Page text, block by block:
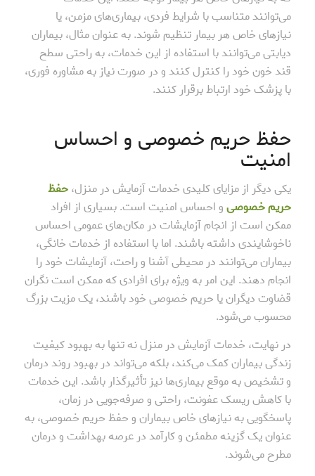
می‌توانند متناسب با شرایط فردی، بیماری‌های مزمن، یا
نیازهای خاص هر بیمار تنظیم شوند. به عنوان مثال، بیماران
دیابتی می‌توانند با استفاده از این خدمات، به راحتی سطح
قند خون خود را کنترل کنند و در صورت نیاز به مشاوره فوری،
با پزشک خود ارتباط برقرار کنند.
حفظ حریم خصوصی و احساس
امنیت
یکی دیگر از مزایای کلیدی خدمات آزمایش در منزل،حفظ
حریم خصوصیو احساس امنیت است. بسیاری از افراد
ممکن است از انجام آزمایشات در مکان‌های عمومی احساس
ناخوشایندی داشته باشند. اما با استفاده از خدمات خانگی،
بیماران می‌توانند در محیطی آشنا و راحت، آزمایشات خود را
انجام دهند. این امر به ویژه برای افرادی که ممکن است نگران
قضاوت دیگران یا حریم خصوصی خود باشند، یک مزیت بزرگ
محسوب می‌شود.
در نهایت، خدمات آزمایش در منزل نه تنها به بهبود کیفیت
زندگی بیماران کمک می‌کند، بلکه می‌تواند در بهبود روند درمان
و تشخیص به موقع بیماری‌ها نیز تأثیرگذار باشد. این خدمات
با کاهش ریسک عفونت، راحتی و صرفه‌جویی در زمان،
پاسخگویی به نیازهای خاص بیماران و حفظ حریم خصوصی، به
عنوان یک گزینه مطمئن و کارآمد در عرصه بهداشت و درمان
مطرح می‌شوند.